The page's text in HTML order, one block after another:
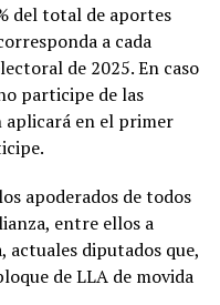
del total de aportes
a cada
de 2025. En caso
participe de las
aplicará en el primer
apoderados de todos
entre ellos a
actuales diputados que,
de LLA de movida